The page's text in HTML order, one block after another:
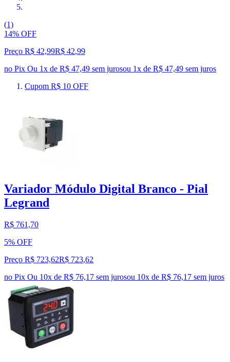
(1)
14% OFF
Preço R$ 42,99R$ 42,99
no Pix Ou 1x de R$ 47,49 sem jurosou 1x de R$ 47,49 sem juros
Cupom R$ 10 OFF
Variador Módulo Digital Branco - Pial
Legrand
R$ 761,70
5% OFF
Preço R$ 723,62R$ 723,62
no Pix Ou 10x de R$ 76,17 sem jurosou 10x de R$ 76,17 sem juros